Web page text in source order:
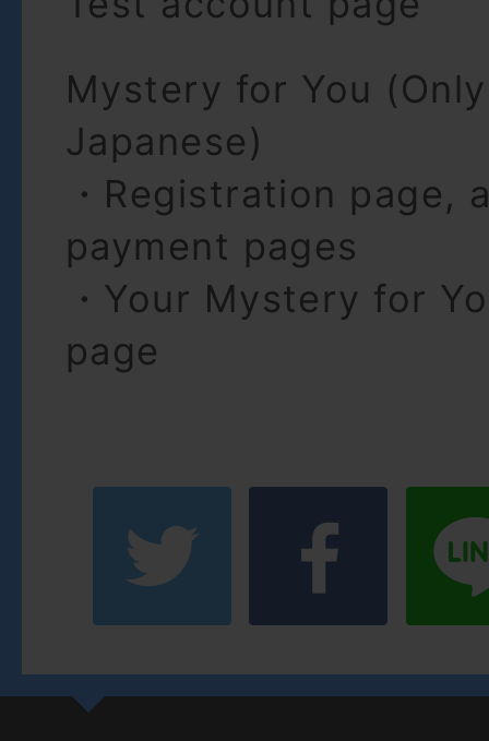
Mystery for You
Japanese)
・Registration page,
payment pages
・Your Mystery for
page